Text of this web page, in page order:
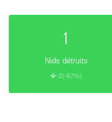
1
Nids détruits
-2(-67%)